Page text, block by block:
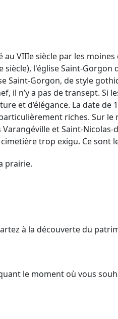
VIIIe siècle par les
l'église Saint-Gorgon
Saint-Gorgon, de style
il n’y a pas de transept. Si
et d’élégance. La date de
riches. Sur le
et Saint-
trop exigu. Ce sont
prairie.
à la découverte du
le moment où vous